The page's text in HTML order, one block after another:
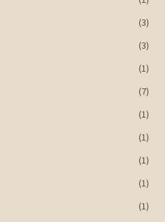
(3)
(3)
(1)
(7)
(1)
(1)
(1)
(1)
(1)